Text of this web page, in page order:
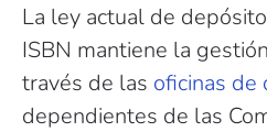
La ley actual de
ISBN mantiene la
través de las oficinas
dependientes de las